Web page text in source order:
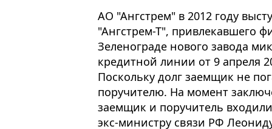
АО "Ангстрем" в 2012 году
"Ангстрем-Т", привлекавшего
Зеленограде нового завода
кредитной линии от 9 апреля
Поскольку долг заемщик не
поручителю. На момент
заемщик и поручитель
экс-министру связи РФ